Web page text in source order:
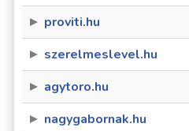
proviti.hu
szerelmeslevel.hu
agytoro.hu
nagygabornak.hu